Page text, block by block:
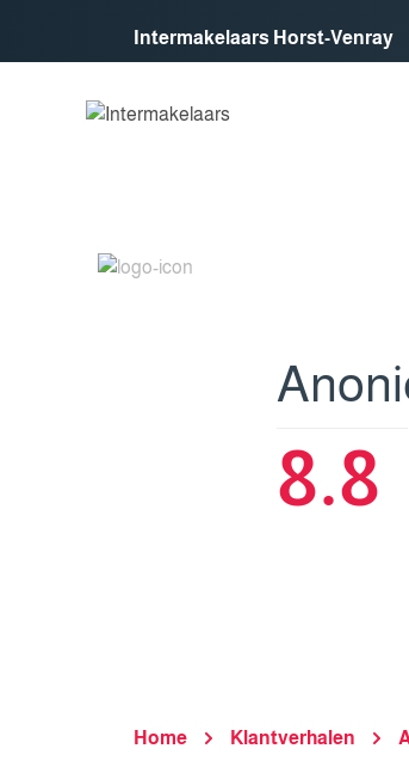
Intermakelaars Horst-Venray
8.8
Home Klantverhalen